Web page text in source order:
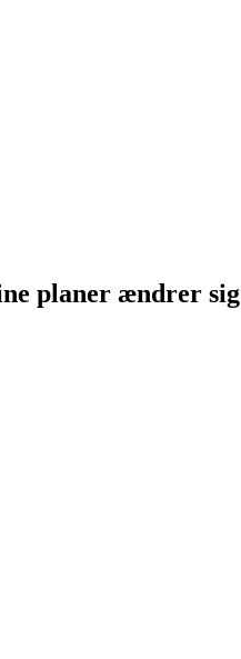
planer ændrer sig